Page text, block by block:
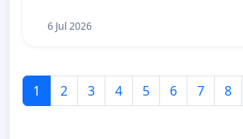
6 Jul 2026
1 2 3 4 5 6 7 8